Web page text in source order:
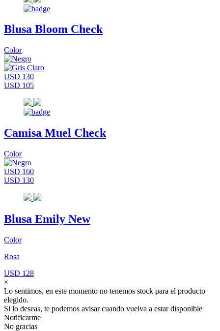
Blusa Bloom Check
Color
USD 130
USD 105
Camisa Muel Check
Color
USD 160
USD 130
Blusa Emily New
Color
Rosa
USD 128
×
Lo sentimos, en este momento no tenemos stock para el producto
elegido.
Si lo deseas, te podemos avisar cuando vuelva a estar disponible
Notificarme
No gracias